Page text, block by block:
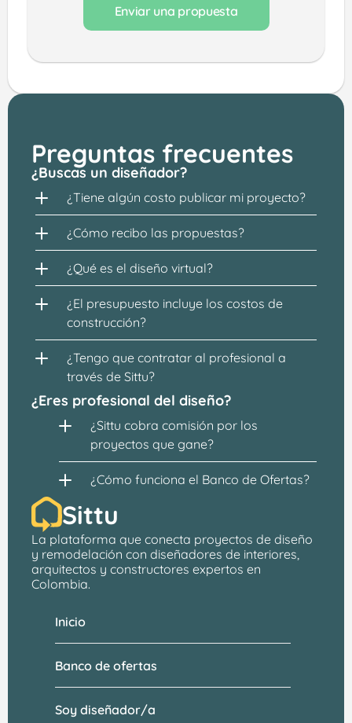
Enviar una propuesta
Preguntas frecuentes
¿Buscas un diseñador?
¿Tiene algún costo publicar mi proyecto?
¿Cómo recibo las propuestas?
¿Qué es el diseño virtual?
¿El presupuesto incluye los costos de
construcción?
¿Tengo que contratar al profesional a
través de Sittu?
¿Eres profesional del diseño?
¿Sittu cobra comisión por los
proyectos que gane?
¿Cómo funciona el Banco de Ofertas?
Sittu
La plataforma que conecta proyectos de diseño
y remodelación con diseñadores de interiores,
arquitectos y constructores expertos en
Colombia.
Banco de ofertas
Soy diseñador/a
Inicio